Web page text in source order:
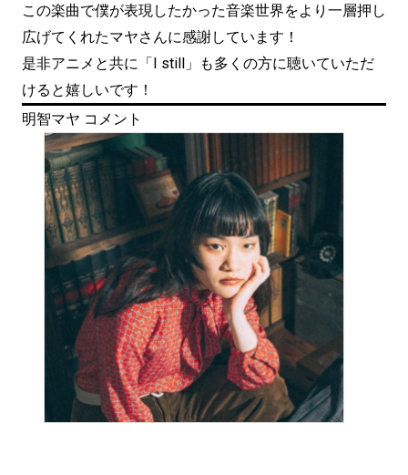
この楽曲で僕が表現したかった音楽世界をより一層押し
広げてくれたマヤさんに感謝しています！
是非アニメと共に「I still」も多くの方に聴いていただ
けると嬉しいです！
明智マヤ コメント